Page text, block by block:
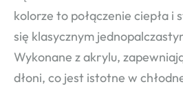
kolorze to połączenie ciepła i
się klasycznym
Wykonane z akrylu,
dłoni, co jest istotne w